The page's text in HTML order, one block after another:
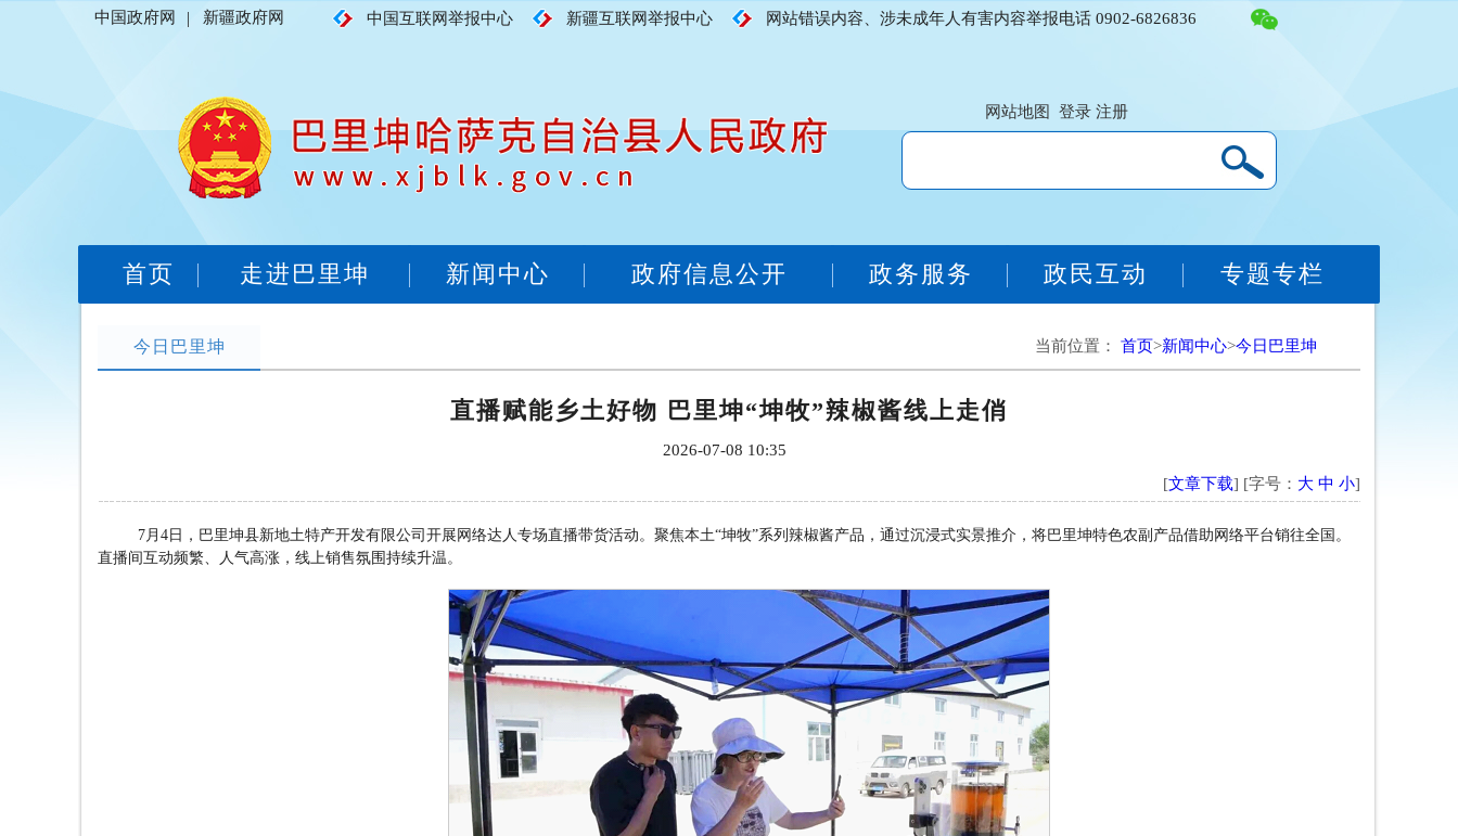
中国政府网 | 新疆政府网 中国互联网举报中心 新疆互联网举报中心 网站错误内容、涉未成年人有害内容举报电话 0902-6826836
网站地图 登录 注册
首页 走进巴里坤 新闻中心 政府信息公开 政务服务 政民互动 专题专栏
今日巴里坤 当前位置： 首页>新闻中心>今日巴里坤
直播赋能乡土好物 巴里坤“坤牧”辣椒酱线上走俏
2026-07-08 10:35
[文章下载] [字号： 大 中 小]
7 月4 日，巴里坤县新地土特产开发有限公司开展网络达人专场直播带货活动。聚焦本土“坤牧”系列辣椒酱产品，通过沉浸式实景推介，将巴里坤特色农副产品借助网络平台销往全国。
直播间互动频繁、人气高涨，线上销售氛围持续升温。